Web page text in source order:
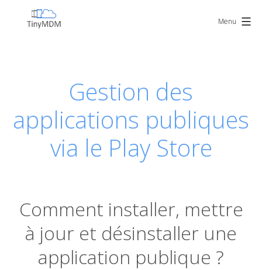
TinyMDM Menu
Gestion des
applications publiques
via le Play Store
Comment installer, mettre
à jour et désinstaller une
application publique ?